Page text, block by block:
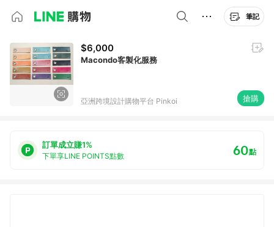
筆記
$6,000
Macondo客製化服務
亞洲跨境設計購物平台 Pinkoi 搶購
訂單成立賺1%
下單享LINE POINTS點數 60點